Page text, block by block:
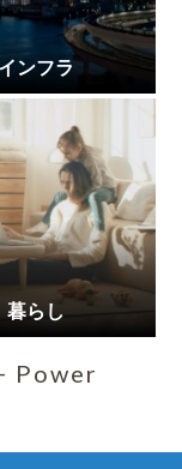
インフラ
暮らし
Power